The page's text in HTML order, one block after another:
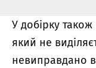
У добірку
який не
невиправдано